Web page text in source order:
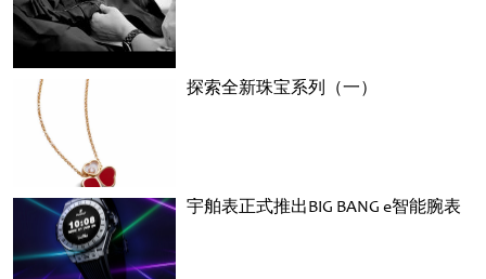
探索全新珠宝系列（一）
宇舶表正式推出BIG BANG e智能腕表